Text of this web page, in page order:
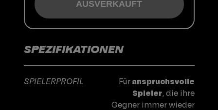
AUSVERKAUFT
SPEZIFIKATIONEN
SPIELERPROFIL Füranspruchsvolle
Spieler, die ihre
Gegner immer wieder